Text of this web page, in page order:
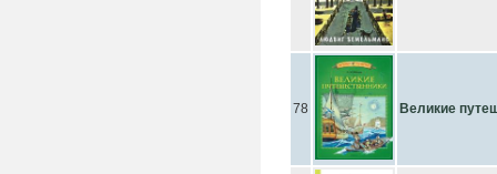
78 Великие